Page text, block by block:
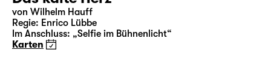
16:00 — 17:50 Große Bühne
Familienstück , mit Kinderbetreuung (Anmeldung
erforderlich)
Das kalte Herz